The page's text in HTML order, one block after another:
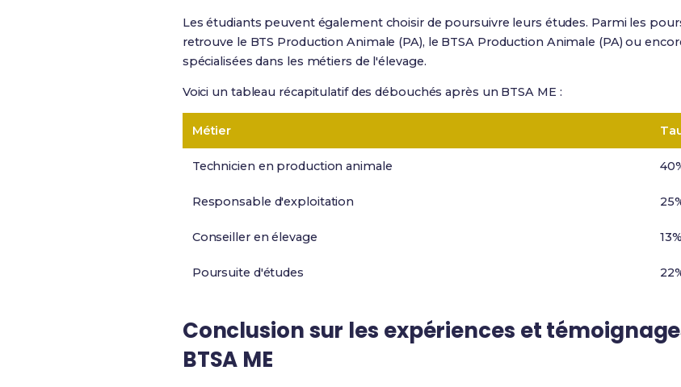
Les étudiants peuvent également choisir de poursuivre leurs études. Parmi les
retrouve le BTS Production Animale (PA), le BTSA Production Animale (PA) ou
spécialisées dans les métiers de l'élevage.
Voici un tableau récapitulatif des débouchés après un BTSA ME :
Métier
Technicien en production animale
Responsable d'exploitation
Conseiller en élevage 13%
Poursuite d'études
Conclusion sur les expériences et
BTSA ME